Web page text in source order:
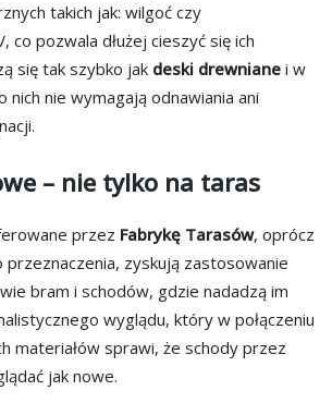
takich jak: wilgoć czy
co pozwala dłużej cieszyć się ich
się tak szybko jak deski drewniane i w
nie wymagają odnawiania ani
– nie tylko na taras
przez Fabrykę Tarasów, oprócz
zyskują zastosowanie
bram i schodów, gdzie nadadzą im
wyglądu, który w połączeniu
materiałów sprawi, że schody przez
jak nowe.